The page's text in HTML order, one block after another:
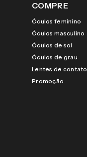
COMPRE
Óculos feminino
Óculos masculino
Óculos de sol
Óculos de grau
Lentes de contato
Promoção